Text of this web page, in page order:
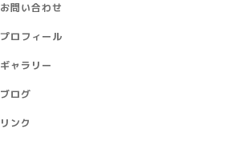
お問い合わせ
プロフィール
ギャラリー
ブログ
リンク